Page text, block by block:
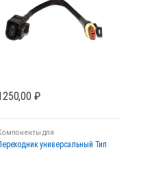
₽
для
стендов
универсальный Тип